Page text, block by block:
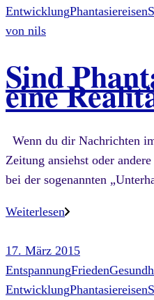
EntwicklungPhantasiereisen
von nils
Sind
eine
Wenn du dir Nachrichten
Zeitung ansiehst oder
bei der sogenannten
Weiterlesen
17. März 2015
EntspannungFrieden
EntwicklungPhantasiereisen